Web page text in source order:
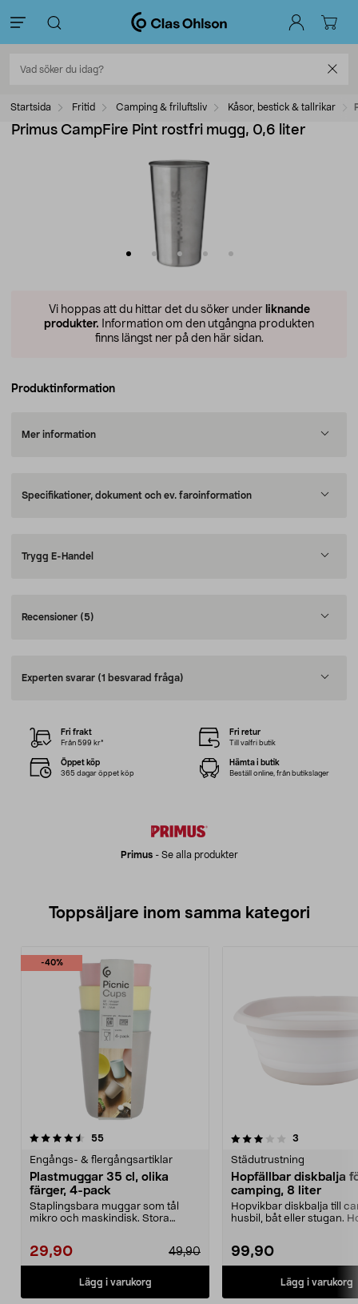
Startsida Fritid Camping & friluftsliv Kåsor, bestick & tallrikar
Primus CampFire Pint rostfri mugg, 0,6 liter
Vi hoppas att du hittar det du söker under liknande
produkter. Information om den utgångna produkten
finns längst ner på den här sidan.
Produktinformation
Mer information
Specifikationer, dokument och ev. faroinformation
Trygg E-Handel
Recensioner (5)
Experten svarar (1 besvarad fråga)
Primus- Se alla produkter
Fri frakt
Från 599 kr*
Fri retur
Till valfri butik
Öppet köp
365 dagar öppet köp
Hämta i butik
Beställ online, från butikslager
Toppsäljare inom samma kategori
-40%
55recensioner
Engångs- & flergångsartiklar
Plastmuggar 35 cl, olika
färger, 4-pack
Staplingsbara muggar som tål
mikro och maskindisk. Stora
29,90 49,90
Lägg i varukorg
3.5 av 5 stjärnor 3
Städutrustning
Hopfällbar diskbalja
camping, 8 liter
Hopvikbar diskbalja till
husbil, båt eller stugan.
99,90
Lägg i varukorg
5.0 av 5 stjärnor